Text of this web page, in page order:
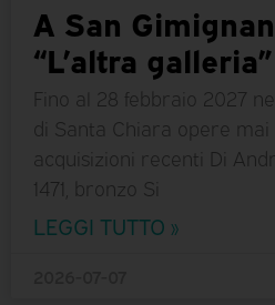
A San
“L’altra galleria”
Fino al 28 febbraio 2027
di Santa Chiara opere mai
acquisizioni recenti Di
1471, bronzo Si
LEGGI TUTTO »